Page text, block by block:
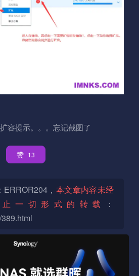
容提示。。。忘记截图了
赞 13
， 本文章内容未经
一切形式的转载
：